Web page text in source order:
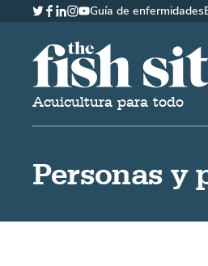
The Fish Site Española
Acuicultura para todo
Twitter
Facebook
LinkedIn
Instagram
YouTube
Guía de enfermidades
Personas y